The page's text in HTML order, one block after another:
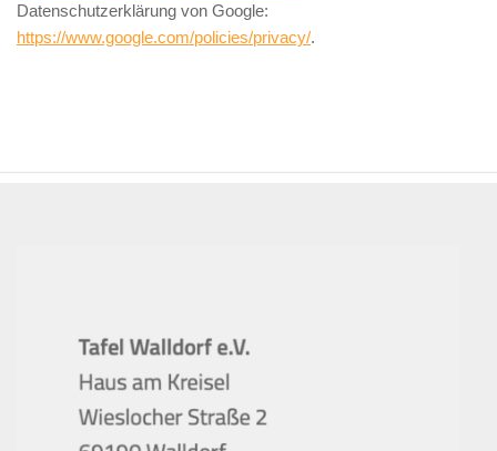
Datenschutzerklärung von Google:
https://www.google.com/policies/privacy/.